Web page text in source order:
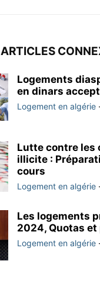
ARTICLES
Logements
en dinars
Logement en algérie
Lutte contre les
illicite :
cours
Logement en algérie
Les logements
2024, Quotas
Logement en algérie